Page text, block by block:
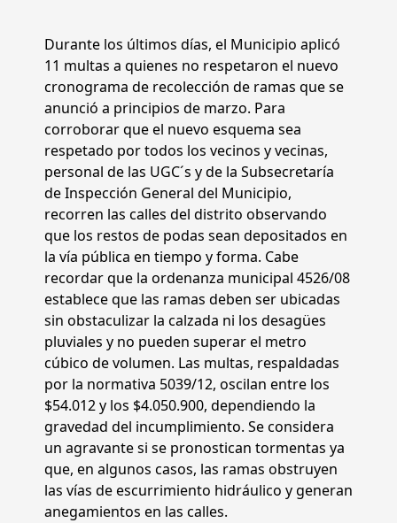
Durante los últimos días, el Municipio aplicó
11 multas a quienes no respetaron el nuevo
cronograma de recolección de ramas que se
anunció a principios de marzo. Para
corroborar que el nuevo esquema sea
respetado por todos los vecinos y vecinas,
personal de las UGC´s y de la Subsecretaría
de Inspección General del Municipio,
recorren las calles del distrito observando
que los restos de podas sean depositados en
la vía pública en tiempo y forma. Cabe
recordar que la ordenanza municipal 4526/08
establece que las ramas deben ser ubicadas
sin obstaculizar la calzada ni los desagües
pluviales y no pueden superar el metro
cúbico de volumen. Las multas, respaldadas
por la normativa 5039/12, oscilan entre los
$54.012 y los $4.050.900, dependiendo la
gravedad del incumplimiento. Se considera
un agravante si se pronostican tormentas ya
que, en algunos casos, las ramas obstruyen
las vías de escurrimiento hidráulico y generan
anegamientos en las calles.